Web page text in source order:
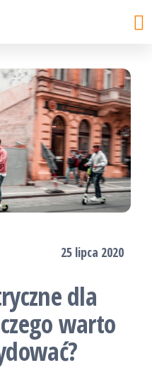
25 lipca 2020
dla
warto